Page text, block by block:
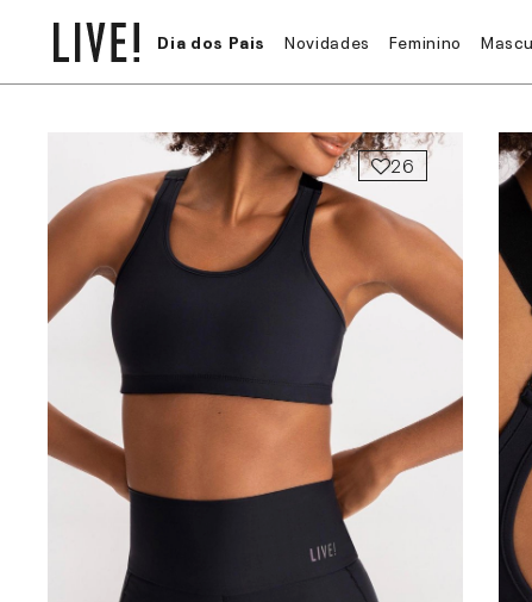
Dia dos Pais Novidades Feminino
26